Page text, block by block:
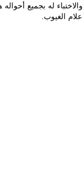
والاختباء له بجميع
علام الغيوب.